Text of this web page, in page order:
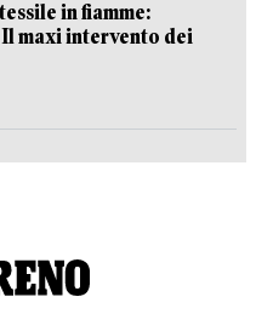
in fiamme:
maxi intervento dei